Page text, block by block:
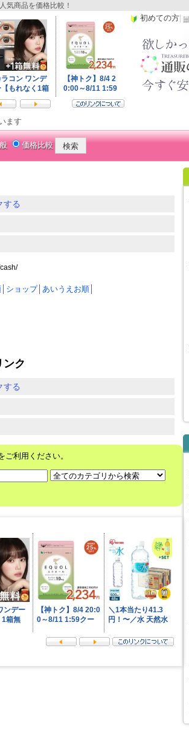
気商品を価格比較！
初めての方
ます
価格比較
する
ショップ│ あいうえお順
ンク
する
利用ください。